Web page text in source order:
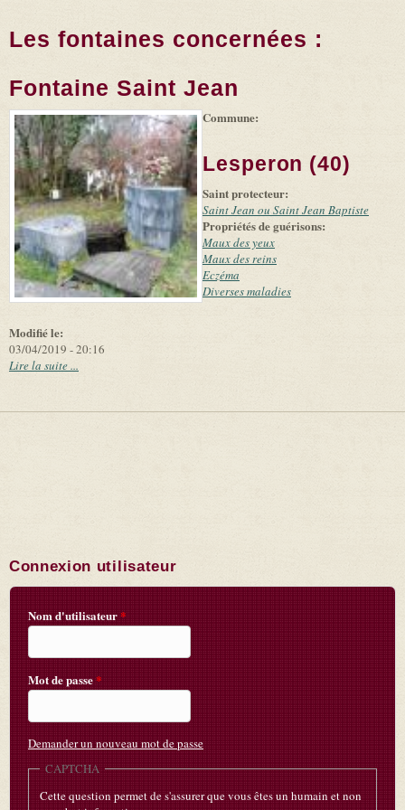
Les fontaines concernées :
Fontaine Saint Jean
-
Leaflet (link is
|
Tiles
(link is
external)
©
Microsoft
and
suppliers
Modifié le:
03/04/2019 - 20:16
Commune:
Lesperon (40)
Saint protecteur:
Saint Jean ou Saint Jean Baptiste
Propriétés de guérisons:
Maux des yeux
Maux des reins
Eczéma
Diverses maladies
Lire la suite ...
Connexion utilisateur
Nom d'utilisateur*
Mot de passe*
Demander un nouveau mot de passe
CAPTCHA
Cette question permet de s'assurer que vous êtes un humain et non